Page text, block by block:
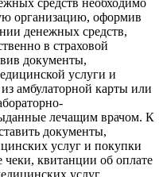
организацию, оформив
денежных средств,
в страховой
документы,
услуги и
амбулаторной карты или
лечащим врачом. К
документы,
услуг и покупки
квитанции об оплате
услуг.